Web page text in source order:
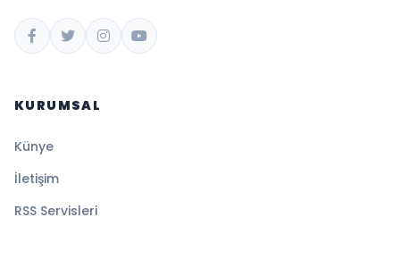
KURUMSAL
Künye
İletişim
RSS Servisleri